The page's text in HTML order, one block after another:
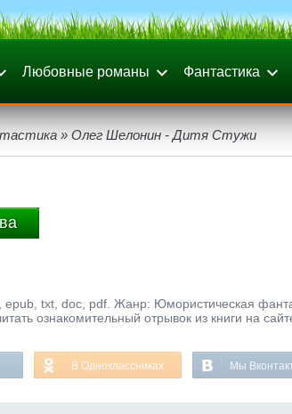
Любовные романы Фантастика
» Олег Шелонин - Дитя Стужи
txt, doc, pdf. Жанр: Юмористическая
ознакомительный отрывок из книги на
В Одноклассниках Мы